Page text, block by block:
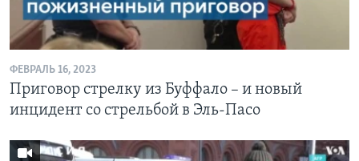
Learning English
СОЦИАЛЬНЫЕ СЕТИ
Языки
ФЕВРАЛЬ 16, 2023
Приговор стрелку из Буффало – и новый
инцидент со стрельбой в Эль-Пасо